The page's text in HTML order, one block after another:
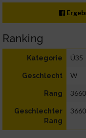
Ranking
Kategorie Ü35
Geschlecht W
Rang 3660
Geschlechter
Rang
3660